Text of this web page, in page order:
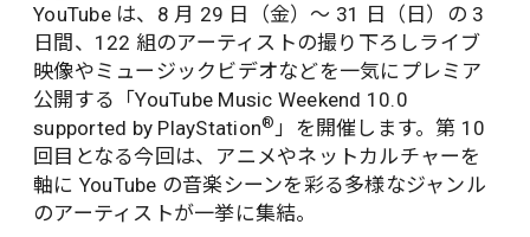
YouTube は、8 月 29 日（金）〜 31 日（日）の 3
日間、122 組のアーティストの撮り下ろしライブ
映像やミュージックビデオなどを一気にプレミア
公開する「YouTube Music Weekend 10.0
supported by PlayStation®」を開催します。第 10
回目となる今回は、アニメやネットカルチャーを
軸に YouTube の音楽シーンを彩る多様なジャンル
のアーティストが一挙に集結。